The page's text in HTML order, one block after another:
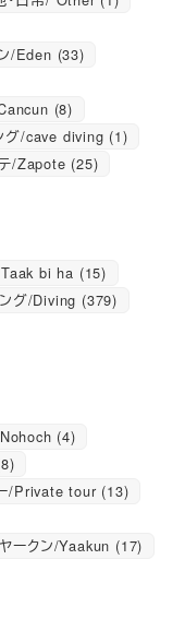
/Eden (33)
(8)
グ/cave diving (1)
/Zapote (25)
bi ha (15)
グ/Diving (379)
(4)
/Private tour (13)
ヤークン/Yaakun (17)